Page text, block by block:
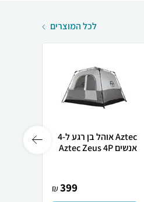
לכל המוצרים
Aztec ‏אוהל בן רגע ‏ל-4
אנשים Aztec Zeus 4P
399
₪